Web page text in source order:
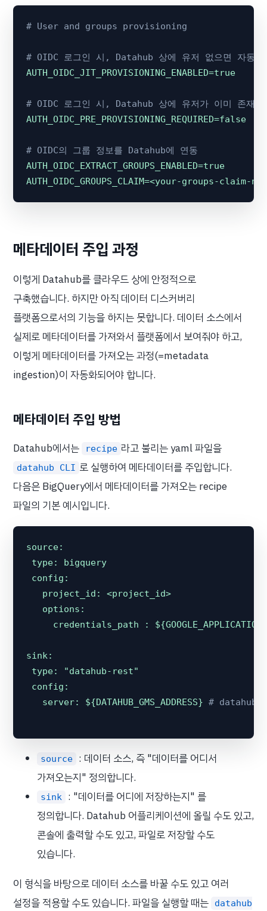
# User and groups provisioning
# OIDC 로그인 시, Datahub 상에 유저 없으면 자동
AUTH_OIDC_JIT_PROVISIONING_ENABLED=true
# OIDC 로그인 시, Datahub 상에 유저가 이미 존재해
AUTH_OIDC_PRE_PROVISIONING_REQUIRED=false
# OIDC의 그룹 정보를 Datahub에 연동
AUTH_OIDC_EXTRACT_GROUPS_ENABLED=true
AUTH_OIDC_GROUPS_CLAIM=<your-groups-claim-
메타데이터 주입 과정
이렇게 Datahub를 클라우드 상에 안정적으로
구축했습니다. 하지만 아직 데이터 디스커버리
플랫폼으로서의 기능을 하지는 못합니다. 데이터 소스에서
실제로 메타데이터를 가져와서 플랫폼에서 보여줘야 하고,
이렇게 메타데이터를 가져오는 과정(=metadata
ingestion)이 자동화되어야 합니다.
메타데이터 주입 방법
Datahub에서는 recipe 라고 불리는 yaml 파일을
datahub CLI 로 실행하여 메타데이터를 주입합니다.
다음은 BigQuery에서 메타데이터를 가져오는 recipe
파일의 기본 예시입니다.
source:
type:
bigquery
config:
project_id:
<project_id>
options:
credentials_path :
sink:
type:
"datahub-rest"
config:
server:
${DATAHUB_GMS_ADDRESS} # datahub
source
: 데이터 소스, 즉 "데이터를 어디서
가져오는지" 정의합니다.
sink
: "데이터를 어디에 저장하는지" 를
정의합니다. Datahub 어플리케이션에 올릴 수도 있고,
콘솔에 출력할 수도 있고, 파일로 저장할 수도
있습니다.
이 형식을 바탕으로 데이터 소스를 바꿀 수도 있고 여러
설정을 적용할 수도 있습니다. 파일을 실행할 때는
datahub